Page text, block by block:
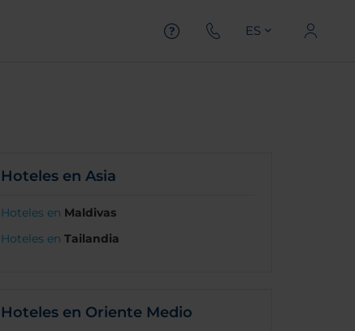
ES
Hoteles en Asia
Hoteles en Maldivas
Hoteles enTailandia
Hoteles en Oriente Medio